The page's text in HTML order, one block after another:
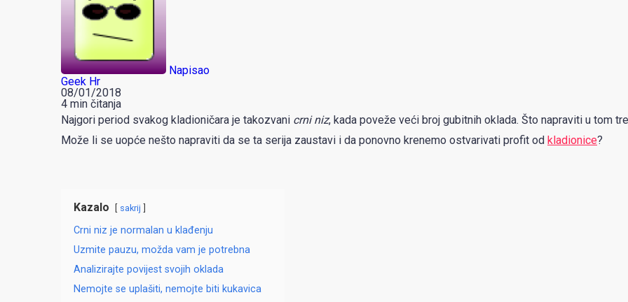
Napisao
Geek Hr
08/01/2018
4 min čitanja
Najgori period svakog kladioničara je takozvani crni niz, kada poveže veći broj gubitnih oklada. Što napraviti u tom
Može li se uopće nešto napraviti da se ta serija zaustavi i da ponovno krenemo ostvarivati profit od kladionice?
Kazalo sakrij
Crni niz je normalan u klađenju
Uzmite pauzu, možda vam je potrebna
Analizirajte povijest svojih oklada
Nemojte se uplašiti, nemojte biti kukavica